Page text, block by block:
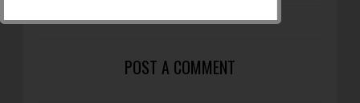
POST A COMMENT